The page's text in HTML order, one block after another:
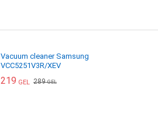
Vacuum cleaner Samsung
VCC5251V3R/XEV
219 GEL 289GEL